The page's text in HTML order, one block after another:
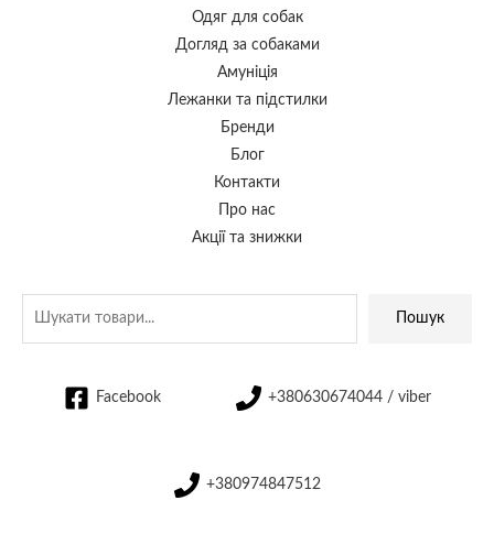
Одяг для собак
Догляд за собаками
Амуніція
Лежанки та підстилки
Бренди
Блог
Контакти
Про нас
Акції та знижки
Пошук
Facebook +380630674044 / viber
+380974847512